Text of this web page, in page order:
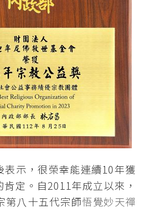
表示，很榮幸能連續10年獲
定。自2011年成立以來，
第八十五代宗師悟覺妙天禪